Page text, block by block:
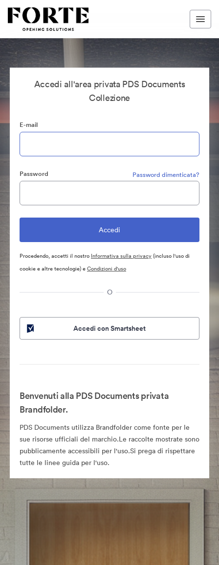
Accedi all'area privata PDS Documents
Collezione
E-mail
Password Password dimenticata?
Procedendo, accetti il nostro Informativa sulla privacy(incluso l'uso di
cookie e altre tecnologie) eCondizioni d'uso
O
Accedi con Smartsheet
Benvenuti alla PDS Documents privata
Brandfolder.
PDS Documents utilizza Brandfolder come fonte per le
sue risorse ufficiali del marchio.Le raccolte mostrate sono
pubblicamente accessibili per l'uso.Si prega di rispettare
tutte le linee guida per l'uso.